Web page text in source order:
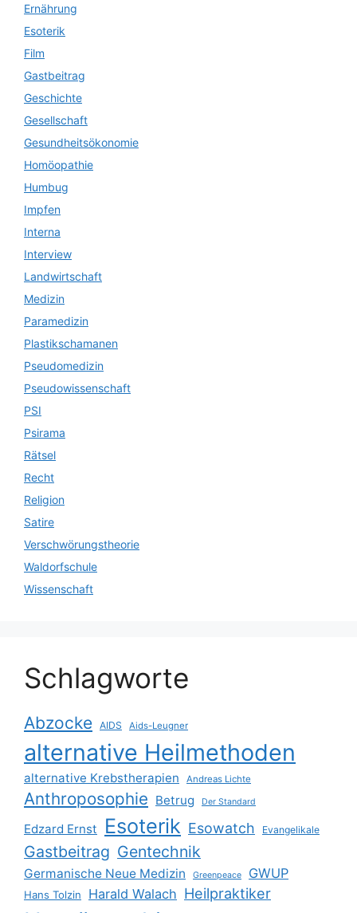
Ernährung
Esoterik
Film
Gastbeitrag
Geschichte
Gesellschaft
Gesundheitsökonomie
Homöopathie
Humbug
Impfen
Interna
Interview
Landwirtschaft
Medizin
Paramedizin
Plastikschamanen
Pseudomedizin
Pseudowissenschaft
PSI
Psirama
Rätsel
Recht
Religion
Satire
Verschwörungstheorie
Waldorfschule
Wissenschaft
Schlagworte
Abzocke AIDS Aids-Leugner
alternative Heilmethoden
alternative Krebstherapien Andreas Lichte
Anthroposophie Betrug Der Standard
Edzard Ernst Esoterik Esowatch Evangelikale
Gastbeitrag Gentechnik
Germanische Neue Medizin Greenpeace GWUP
Hans Tolzin Harald Walach Heilpraktiker